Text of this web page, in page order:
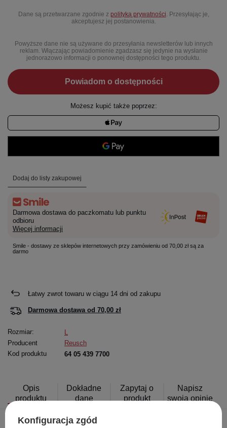
Dane są przetwarzane zgodnie z polityką prywatności . Przesyłając je,
akceptujesz jej postanowienia.
Powyższe dane nie są używane do przesyłania newsletterów lub innych
reklam. Włączając powiadomienie zgadzasz się jedynie na wysłanie
jednorazowo informacji o ponownej dostępności tego produktu.
Powiadom o dostępności
Możesz kupić także poprzez:
Dodaj do listy zakupowej
Darmowa dostawa do paczkomatu lub punktu
odbioru
Więcej informacji
Smile - dostawy ze sklepów internetowych przy zamówieniu od 70,00 zł są za
darmo
Łatwy zwrot towaru w ciągu 14 dni od zakupu
Darmowa dostawa od 70,00 zł
Rozmiar:
L
Producent
Reusch
Kod produktu
64 05 439 7700
Opis
produktu
Dokładne
dane
Zapytaj o
produkt
Napisz
swoją opinię
Konfiguracja zgód